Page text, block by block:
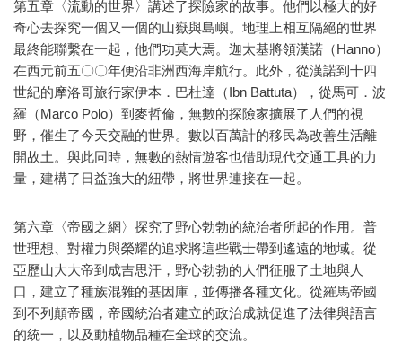
第五章〈流動的世界〉講述了探險家的故事。他們以極大的好
奇心去探究一個又一個的山嶽與島嶼。地理上相互隔絕的世界
最終能聯繫在一起，他們功莫大焉。迦太基將領漢諾（Hanno）
在西元前五〇〇年便沿非洲西海岸航行。此外，從漢諾到十四
世紀的摩洛哥旅行家伊本．巴杜達（Ibn Battuta），從馬可．波
羅（Marco Polo）到麥哲倫，無數的探險家擴展了人們的視
野，催生了今天交融的世界。數以百萬計的移民為改善生活離
開故土。與此同時，無數的熱情遊客也借助現代交通工具的力
量，建構了日益強大的紐帶，將世界連接在一起。
第六章〈帝國之網〉探究了野心勃勃的統治者所起的作用。普
世理想、對權力與榮耀的追求將這些戰士帶到遙遠的地域。從
亞歷山大大帝到成吉思汗，野心勃勃的人們征服了土地與人
口，建立了種族混雜的基因庫，並傳播各種文化。從羅馬帝國
到不列顛帝國，帝國統治者建立的政治成就促進了法律與語言
的統一，以及動植物品種在全球的交流。